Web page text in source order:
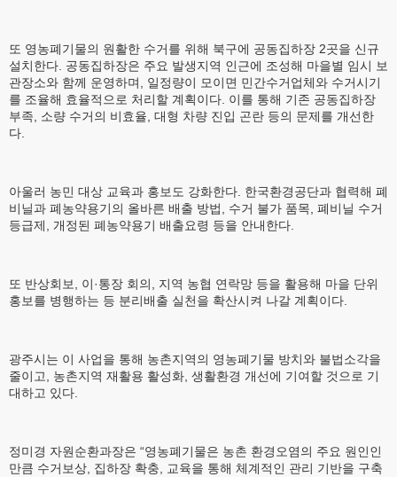
또 영농폐기물의 원활한 수거를 위해 북구에 공동집하장 2곳을 신규
설치한다. 공동집하장은 주요 발생지역 인근에 조성해 마을별 임시 보
관장소와 함께 운영하며, 일정량이 모이면 민간수거업체와 수거시기
를 조율해 효율적으로 처리할 계획이다. 이를 통해 기존 공동집하장
부족, 소량 수거의 비효율, 대형 차량 진입 곤란 등의 문제를 개선한
다.
아울러 농민 대상 교육과 홍보도 강화한다. 한국환경공단과 협력해 폐
비닐과 폐농약용기의 올바른 배출 방법, 수거 불가 품목, 폐비닐 수거
등급제, 개정된 폐농약용기 배출요령 등을 안내한다.
또 반상회보, 이·통장 회의, 지역 농협 연락망 등을 활용해 마을 단위
홍보를 병행하는 등 분리배출 실천을 확산시켜 나갈 계획이다.
광주시는 이 사업을 통해 농촌지역의 영농폐기물 방치와 불법소각을
줄이고, 농촌지역 재활용 활성화, 생활환경 개선에 기여할 것으로 기
대하고 있다.
정미경 자원순환과장은 “영농폐기물은 농촌 환경오염의 주요 원인인
만큼 수거보상, 집하장 확충, 교육을 통해 체계적인 관리 기반을 구축